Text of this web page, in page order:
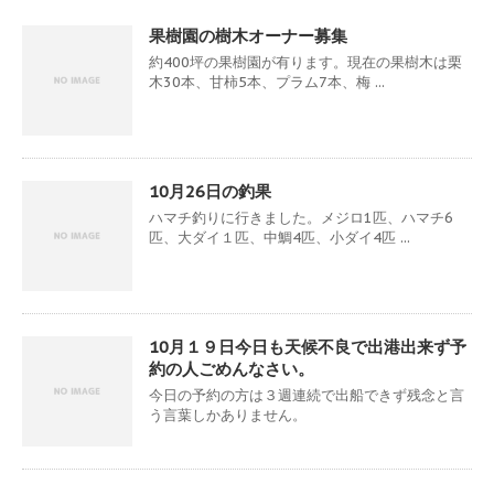
果樹園の樹木オーナー募集
約400坪の果樹園が有ります。現在の果樹木は栗
木30本、甘柿5本、プラム7本、梅 ...
10月26日の釣果
ハマチ釣りに行きました。メジロ1匹、ハマチ6
匹、大ダイ１匹、中鯛4匹、小ダイ4匹 ...
10月１９日今日も天候不良で出港出来ず予
約の人ごめんなさい。
今日の予約の方は３週連続で出船できず残念と言
う言葉しかありません。